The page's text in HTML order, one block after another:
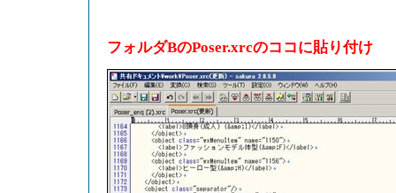
フォルダBのPoser.xrcのココに貼り付け